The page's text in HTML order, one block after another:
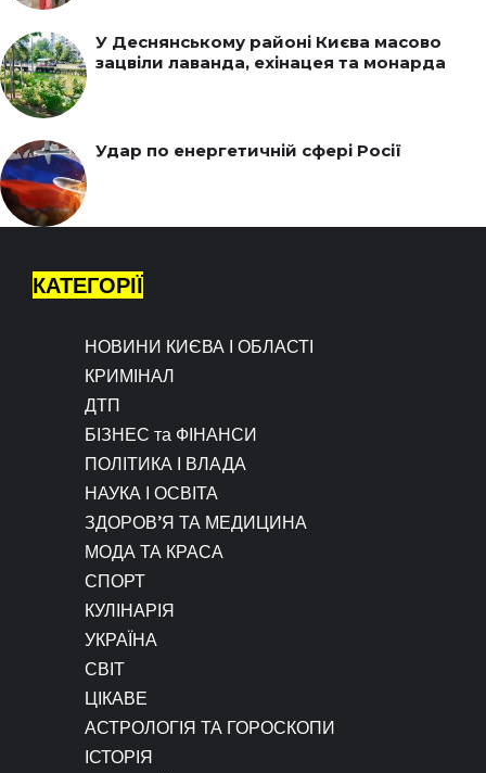
У Деснянському районі Києва масово
зацвіли лаванда, ехінацея та монарда
Удар по енергетичній сфері Росії
КАТЕГОРІЇ
НОВИНИ КИЄВА І ОБЛАСТІ
КРИМІНАЛ
ДТП
БІЗНЕС та ФІНАНСИ
ПОЛІТИКА І ВЛАДА
НАУКА І ОСВІТА
ЗДОРОВ’Я ТА МЕДИЦИНА
МОДА ТА КРАСА
СПОРТ
КУЛІНАРІЯ
УКРАЇНА
СВІТ
ЦІКАВЕ
АСТРОЛОГІЯ ТА ГОРОСКОПИ
ІСТОРІЯ